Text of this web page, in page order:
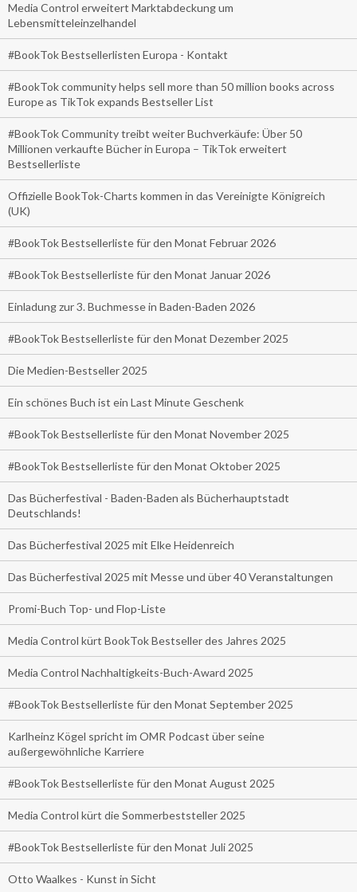
Media Control erweitert Marktabdeckung um
Lebensmitteleinzelhandel
#BookTok Bestsellerlisten Europa - Kontakt
#BookTok community helps sell more than 50 million books across
Europe as TikTok expands Bestseller List
#BookTok Community treibt weiter Buchverkäufe: Über 50
Millionen verkaufte Bücher in Europa – TikTok erweitert
Bestsellerliste
Offizielle BookTok-Charts kommen in das Vereinigte Königreich
(UK)
#BookTok Bestsellerliste für den Monat Februar 2026
#BookTok Bestsellerliste für den Monat Januar 2026
Einladung zur 3. Buchmesse in Baden-Baden 2026
#BookTok Bestsellerliste für den Monat Dezember 2025
Die Medien-Bestseller 2025
Ein schönes Buch ist ein Last Minute Geschenk
#BookTok Bestsellerliste für den Monat November 2025
#BookTok Bestsellerliste für den Monat Oktober 2025
Das Bücherfestival - Baden-Baden als Bücherhauptstadt
Deutschlands!
Das Bücherfestival 2025 mit Elke Heidenreich
Das Bücherfestival 2025 mit Messe und über 40 Veranstaltungen
Promi-Buch Top- und Flop-Liste
Media Control kürt BookTok Bestseller des Jahres 2025
Media Control Nachhaltigkeits-Buch-Award 2025
#BookTok Bestsellerliste für den Monat September 2025
Karlheinz Kögel spricht im OMR Podcast über seine
außergewöhnliche Karriere
#BookTok Bestsellerliste für den Monat August 2025
Media Control kürt die Sommerbeststeller 2025
#BookTok Bestsellerliste für den Monat Juli 2025
Otto Waalkes - Kunst in Sicht